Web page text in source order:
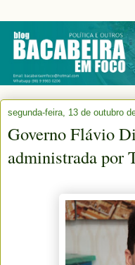
segunda-feira, 13 de outubro
Governo Flávio
administrada por